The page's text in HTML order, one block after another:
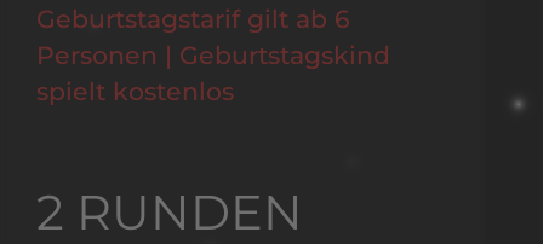
Geburtstagstarif gilt ab 6
Personen | Geburtstagskind
spielt kostenlos
2 RUNDEN